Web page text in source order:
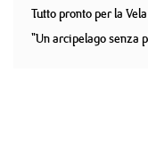
Tutto pronto per la
"Un arcipelago senza